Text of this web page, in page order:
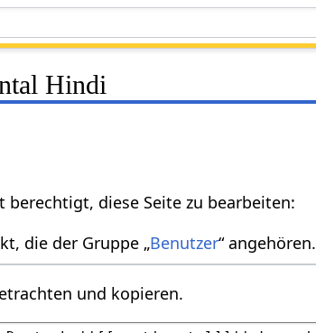
Hindi
diese Seite zu bearbeiten:
die der Gruppe „Benutzer“ angehören.
und kopieren.